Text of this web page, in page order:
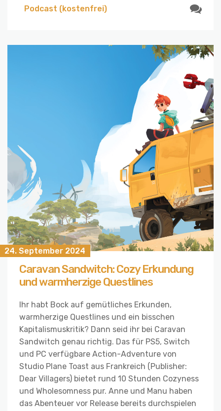
Podcast (kostenfrei)
24. September 2024
Caravan Sandwitch: Cozy Erkundung
und warmherzige Questlines
Ihr habt Bock auf gemütliches Erkunden,
warmherzige Questlines und ein bisschen
Kapitalismuskritik? Dann seid ihr bei Caravan
Sandwitch genau richtig. Das für PS5, Switch
und PC verfügbare Action-Adventure von
Studio Plane Toast aus Frankreich (Publisher:
Dear Villagers) bietet rund 10 Stunden Cozyness
und Wholesomness pur. Anne und Manu haben
das Abenteuer vor Release bereits durchspielen